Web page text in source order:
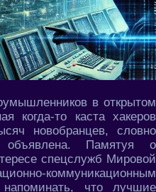
в открытом
когда-то каста хакеров
новобранцев, словно
объявлена. Памятуя о
спецслужб Мировой
коммуникационным
что лучшие